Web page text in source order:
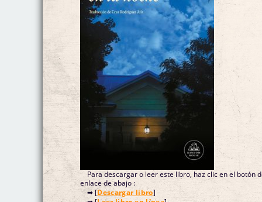
Para descargar o leer este libro, haz clic en el botón
enlace de abajo :
➡ [Descargar libro]